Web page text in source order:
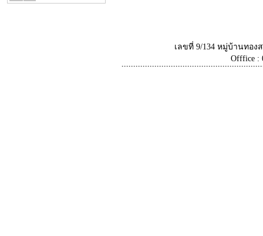
เลขที่ 9/134 หมู่บ้านทอง
Offfice :